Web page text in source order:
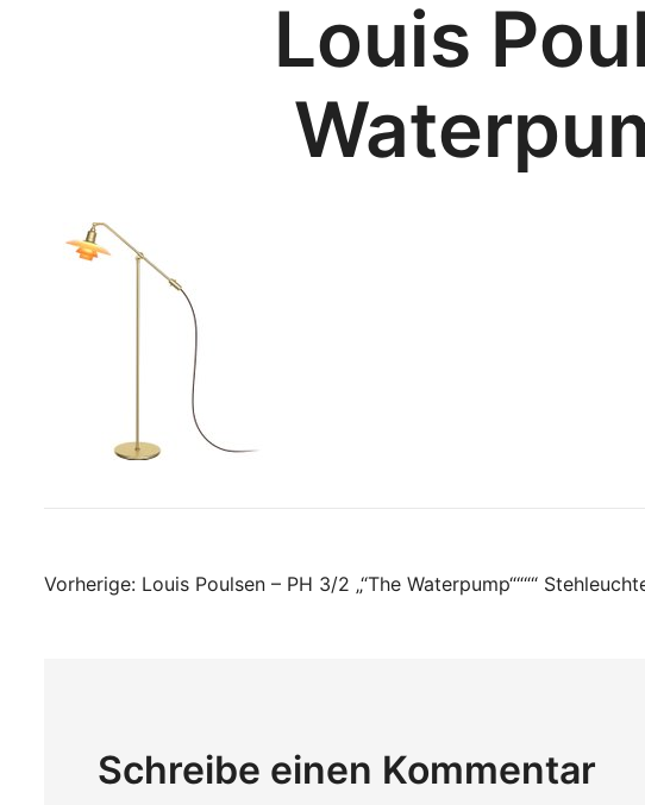
Louis
Beitragsnavigation
Vorherige: Louis Poulsen – PH 3/2 „“The Waterpump““““
Schreibe einen Kommentar